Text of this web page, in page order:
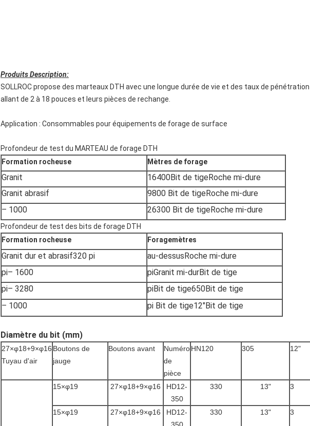
Produits Description:
SOLLROC propose des marteaux DTH avec une longue durée de vie et des taux de
allant de 2 à 18 pouces et leurs pièces de rechange.
Application : Consommables pour équipements de forage de surface
Profondeur de test du MARTEAU de forage DTH
Formation rocheuse
Mètres de forage
Granit 16400Bit de tige Roche mi-dure
Granit abrasif
9800 Bit de tige Roche mi-dure
– 1000
26300 Bit de tige Roche mi-dure
Profondeur de test des bits de forage DTH
Formation rocheuse
Foragemètres
Granit dur et abrasif320 pi au-dessus Roche mi-dure
pi– 1600 piGranit mi-durBit de tige
pi– 3280 piBit de tige650Bit de tige
– 1000
pi Bit de tige12"Bit de tige
Diamètre du bit (mm)
27×φ18+9×φ16
Tuyau d'air
Boutons de
jauge
Boutons avant
Numéro
de
pièce
HN120 305 12"
15×φ19 27×φ18+9×φ16
HD12-
350
330 13" 3
15×φ19 27×φ18+9×φ16
HD12-
330 13" 3